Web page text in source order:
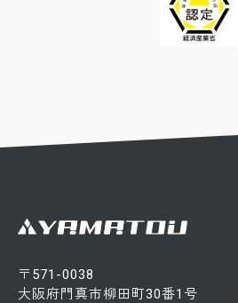
〒571-0038
大阪府門真市柳田町30番1号